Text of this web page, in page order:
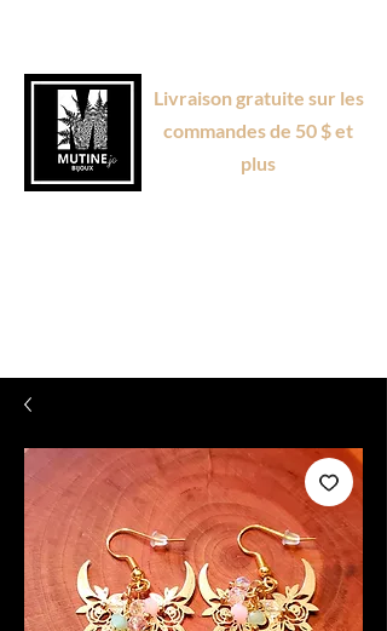
Livraison gratuite sur les
commandes de 50 $ et
plus